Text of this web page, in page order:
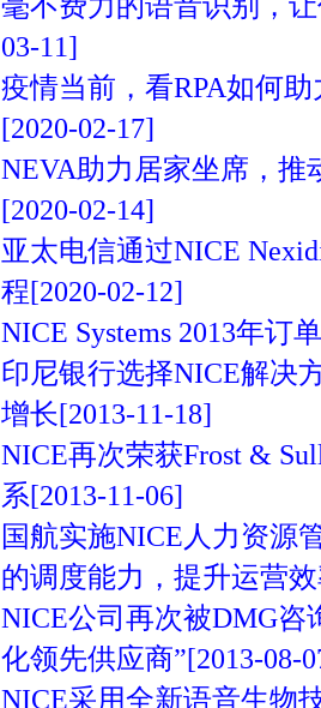
03-11]
疫情当前，看RPA如何
[2020-02-17]
NEVA助力居家坐席，推
[2020-02-14]
亚太电信通过NICE
程[2020-02-12]
NICE Systems 2013年订
印尼银行选择NICE解决
增长[2013-11-18]
NICE再次荣获Frost &
系[2013-11-06]
国航实施NICE人力资源
的调度能力，提升运营
NICE公司再次被DMG咨
化领先供应商”[2013-08-
NICE采用全新语音生物